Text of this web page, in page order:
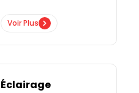
Voir Plus
Éclairage